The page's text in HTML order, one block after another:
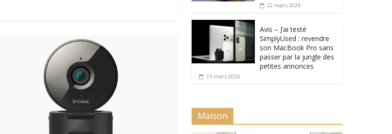
22 mars 2026
Avis – J’ai testé
SimplyUsed : revendre
son MacBook Pro sans
passer par la jungle des
petites annonces
15 mars 2026
Maison